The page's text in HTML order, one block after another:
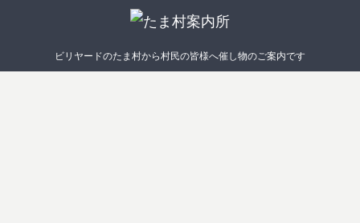
ビリヤードのたま村から村民の皆様へ催し物のご案内です